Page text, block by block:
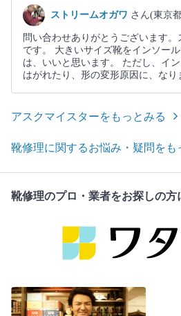
ストリームオガワ さん(東京
問い合わせありがとうございます。
です。 大きいサイズ靴をインソー
は、いいと思います。 ただし、イ
はがれたり、形の変形原因に、なり
アスクマイスターをもっとみる
靴修理に関するお悩み・疑問をも
靴修理のプロ・業者をお探しの方